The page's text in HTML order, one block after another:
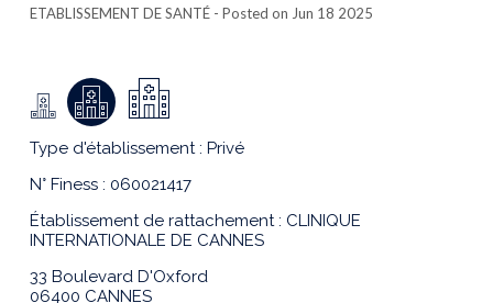
ETABLISSEMENT DE SANTÉ - Posted on Jun 18 2025
Type d'établissement : Privé
N° Finess : 060021417
Établissement de rattachement : CLINIQUE
INTERNATIONALE DE CANNES
33 Boulevard D'Oxford
06400 CANNES